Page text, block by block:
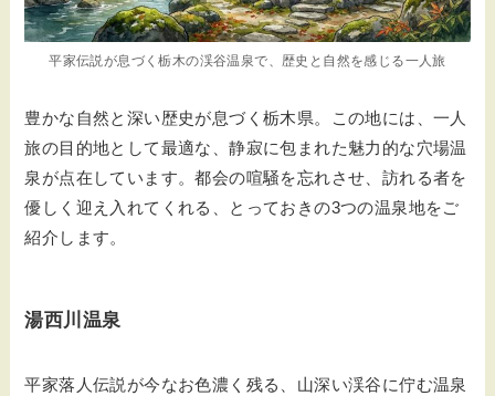
平家伝説が息づく栃木の渓谷温泉で、歴史と自然を感じる一人旅
豊かな自然と深い歴史が息づく栃木県。この地には、一人
旅の目的地として最適な、静寂に包まれた魅力的な穴場温
泉が点在しています。都会の喧騒を忘れさせ、訪れる者を
優しく迎え入れてくれる、とっておきの3つの温泉地をご
紹介します。
湯西川温泉
平家落人伝説が今なお色濃く残る、山深い渓谷に佇む温泉